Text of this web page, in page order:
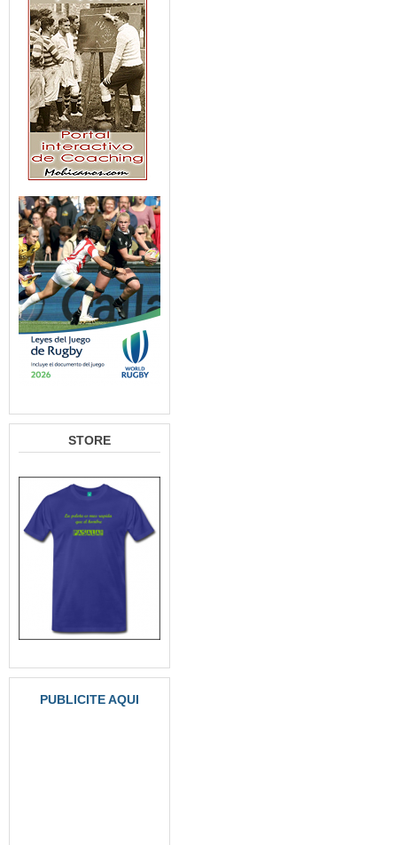
STORE
PUBLICITE AQUI